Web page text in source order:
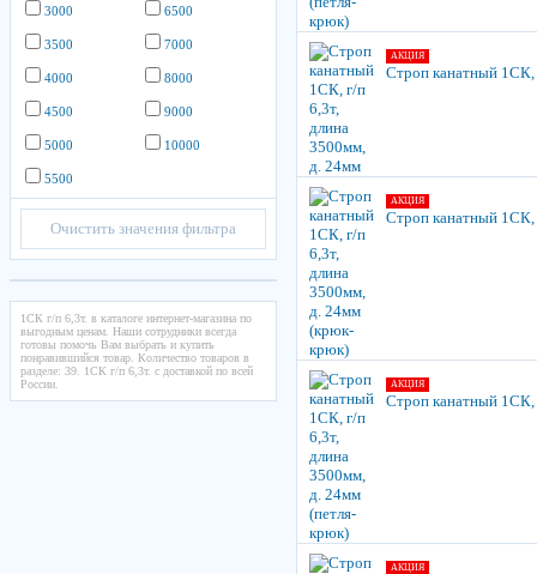
3000
3500
4000
4500
5000
5500
6500
7000
8000
9000
10000
Очистить значения фильтра
1СК г/п 6,3т. в каталоге интернет-магазина по
выгодным ценам. Наши сотрудники всегда
готовы помочь Вам выбрать и купить
понравившийся товар. Количество товаров в
разделе: 39. 1СК г/п 6,3т. с доставкой по всей
России.
АКЦИЯ
Строп канатный 1СК,
АКЦИЯ
Строп канатный
АКЦИЯ
Строп канатный 1СК,
АКЦИЯ